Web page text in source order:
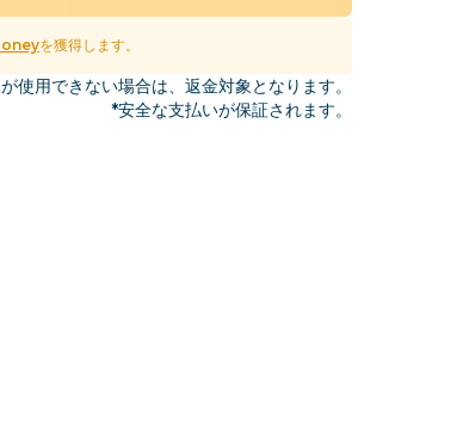
を獲得します。
使用できない場合は、返金対象となります。
*安全な支払いが保証されます。